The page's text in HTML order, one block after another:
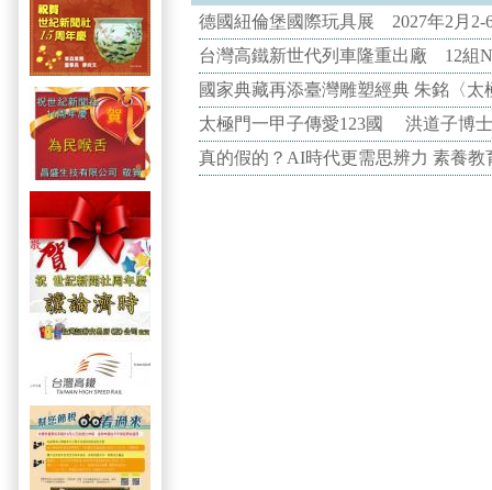
德國紐倫堡國際玩具展 2027年2月2-
台灣高鐵新世代列車隆重出廠 12組
國家典藏再添臺灣雕塑經典 朱銘〈
太極門一甲子傳愛123國 洪道子博
真的假的？AI時代更需思辨力 素養